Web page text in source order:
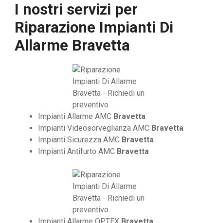
I nostri servizi per
Riparazione Impianti Di
Allarme Bravetta
Impianti Allarme AMC Bravetta
Impianti Videosorveglianza AMC Bravetta
Impianti Sicurezza AMC Bravetta
Impianti Antifurto AMC Bravetta